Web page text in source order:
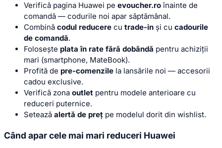
Verifică pagina Huawei pe evoucher.roînainte de
comandă — codurile noi apar săptămânal.
Combină codul reducere cu trade-in și cu cadourile
de comandă.
Folosește plata în rate fără dobândă pentru achiziții
mari (smartphone, MateBook).
Profită de pre-comenzile la lansările noi — accesorii
cadou exclusive.
Verifică zona outlet pentru modele anterioare cu
reduceri puternice.
Setează alertă de preț pe modelul dorit din wishlist.
Când apar cele mai mari reduceri Huawei